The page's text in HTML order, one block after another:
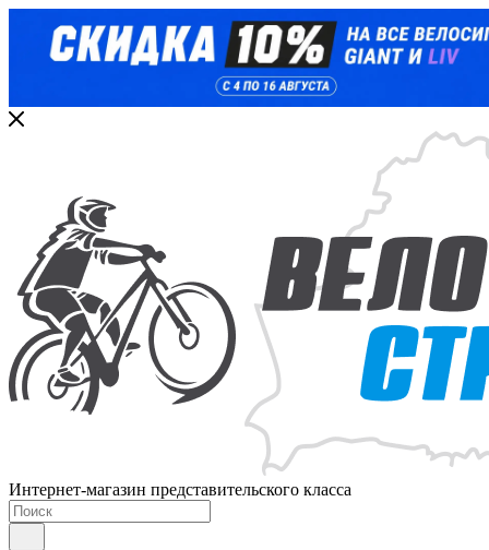
Интернет-магазин представительского класса